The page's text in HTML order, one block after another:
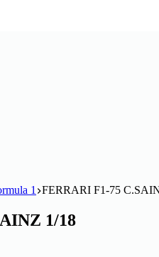
1 FERRARI F1-75
1/18